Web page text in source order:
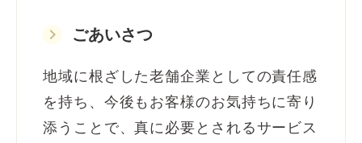
keyboard_arrow_right ごあいさつ
地域に根ざした老舗企業としての責任感
を持ち、今後もお客様のお気持ちに寄り
添うことで、真に必要とされるサービス